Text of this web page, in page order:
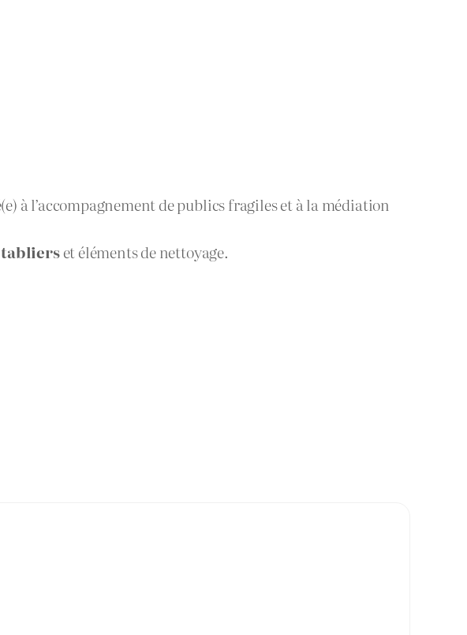
à l’accompagnement de publics fragiles et à la médiation
et éléments de nettoyage.